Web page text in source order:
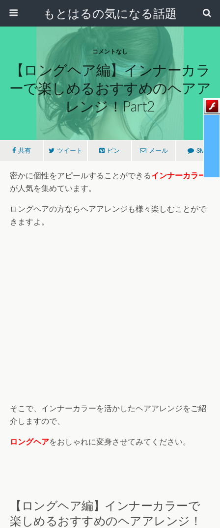
もとはるの気になる話題
コメントなし
【ロングヘア編】インナーカラ
ーで楽しめるおすすめのヘアア
レンジ！part2
共有 ツイート ピン メール SMS
密かに個性をアピールすることができるインナーカラー
が人気を集めています。
ロングヘアの方ならヘアアレンジも様々楽しむことがで
きますよ。
そこで、インナーカラーを活かしたヘアアレンジをご紹
介しますので、
ロングヘアをおしゃれに変身させてみてください。
【ロングヘア編】インナーカラーで
楽しめるおすすめのヘアアレンジ！